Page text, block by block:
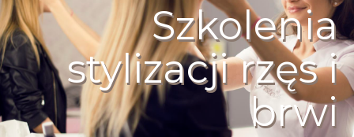
Szkolenia
stylizacji rzęs i
brwi